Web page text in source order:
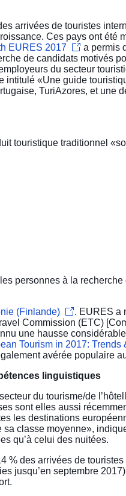
arrivées de touristes
Ces pays ont été
EURES 2017
a permis
de candidats motivés
du secteur
intitulé «Une guide
TuriAzores, et une
touristique traditionnel
personnes à la
(Finlande)
. EURES a
Commission (ETC)
une hausse
Tourism in 2017: Trends
avérée populaire
linguistiques
du tourisme/de
sont elles aussi
les destinations
classe moyenne»,
qu’à celui des nuitées.
% des arrivées de
jusqu’en septembre